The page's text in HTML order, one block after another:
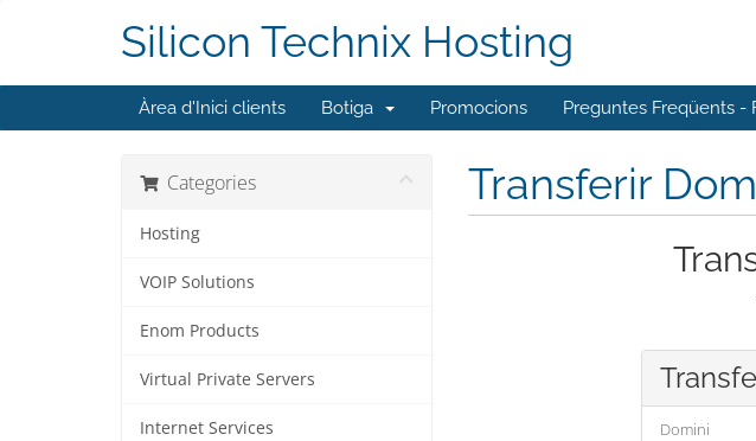
Silicon Technix Hosting
Àrea d'Inici clients Botiga Promocions Preguntes Freqüents -
Categories
Hosting
VOIP Solutions
Enom Products
Virtual Private Servers
Internet Services
Transferir
Domini